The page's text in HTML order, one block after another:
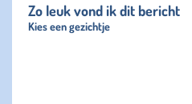
Zo leuk vond ik dit bericht
Kies een gezichtje